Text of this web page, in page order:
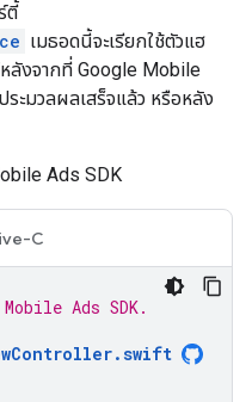
ตี้
เมธอดนี้จะเรียกใช้ตัวแฮ
ลังจากที่ Google Mobile
ระมวลผลเสร็จแล้ว หรือหลัง
Ads SDK
C
Ads SDK.
.swift